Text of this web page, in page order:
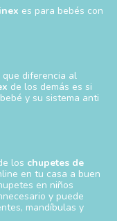
es para bebés con
diferencia al
de los demás es si
y su sistema anti
los chupetes de
en tu casa a buen
en niños
y puede
mandíbulas y